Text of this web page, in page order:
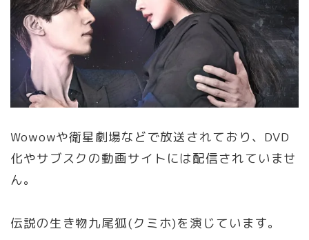
Wowowや衛星劇場などで放送されており、DVD
化やサブスクの動画サイトには配信されていませ
ん。
伝説の生き物九尾狐(クミホ)を演じています。